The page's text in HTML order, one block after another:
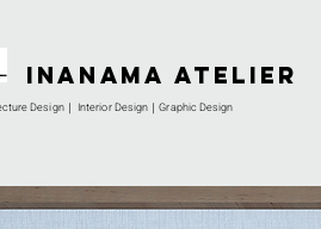
INANAMA Atelier
Design｜ Interior Design｜Graphic Design